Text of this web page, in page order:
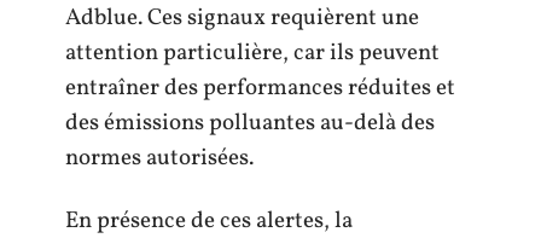
Adblue. Ces signaux requièrent une
attention particulière, car ils peuvent
entraîner des performances réduites et
des émissions polluantes au-delà des
normes autorisées.
En présence de ces alertes, la